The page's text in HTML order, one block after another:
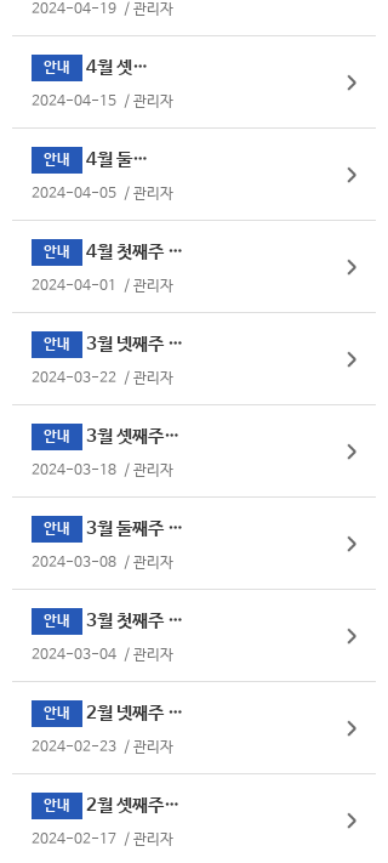
2024-04-19 / 관리자
안내 4월 셋째주
2024-04-15 / 관리자
안내 4월 둘째주
2024-04-05 / 관리자
안내 4월 첫째주 식단표
2024-04-01 / 관리자
안내 3월 넷째주 식단표
2024-03-22 / 관리자
안내 3월 셋째주식단표
2024-03-18 / 관리자
안내 3월 둘째주 식단표
2024-03-08 / 관리자
안내 3월 첫째주 식단표
2024-03-04 / 관리자
안내 2월 넷째주 식단표
2024-02-23 / 관리자
안내 2월 셋째주식단표
2024-02-17 / 관리자